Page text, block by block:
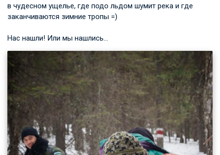
в чудесном ущелье, где подо льдом шумит река и где
заканчиваются зимние тропы =)
Нас нашли! Или мы нашлись…